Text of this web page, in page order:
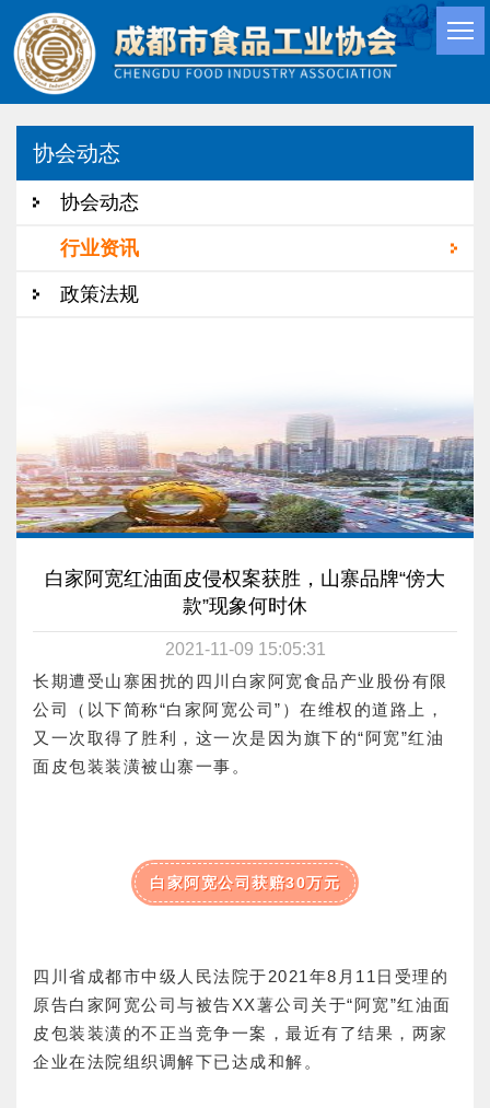
协会动态
协会动态
行业资讯
政策法规
白家阿宽红油面皮侵权案获胜，山寨品牌“傍大
款”现象何时休
2021-11-09 15:05:31
长期遭受山寨困扰的四川白家阿宽食品产业股份有限
公司（以下简称“白家阿宽公司”）在维权的道路上，
又一次取得了胜利，这一次是因为旗下的“阿宽”红油
面皮包装装潢被山寨一事。
白家阿宽公司获赔30万元
四川省成都市中级人民法院于2021年8 月 11 日受理 的
原告白家阿宽公司与被告XX薯公司 关于“阿宽”红油面
皮包装装潢的不正当竞争一案 ，最近有了结果，两家
企业在法院组织调解下已达成和解。